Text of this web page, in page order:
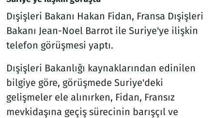
Dışişleri Bakanı Hakan Fidan, Fransa Dışişleri
Bakanı Jean-Noel Barrot ile Suriye'ye ilişkin
telefon görüşmesi yaptı.
Dışişleri Bakanlığı kaynaklarından edinilen
bilgiye göre, görüşmede Suriye'deki
gelişmeler ele alınırken, Fidan, Fransız
mevkidaşına geçiş sürecinin barışçıl ve